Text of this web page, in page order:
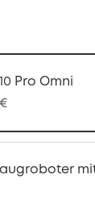
Pro Omni